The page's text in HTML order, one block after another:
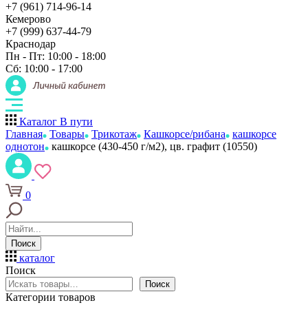
+7 (961) 714-96-14
Кемерово
+7 (999) 637-44-79
Краснодар
Пн - Пт: 10:00 - 18:00
Сб: 10:00 - 17:00
Каталог В пути
Главная Товары Трикотаж Кашкорсе/рибана
кашкорсе
однотон
кашкорсе (430-450 г/м2), цв. графит (10550)
0
Поиск
каталог
Поиск
Поиск
Категории товаров